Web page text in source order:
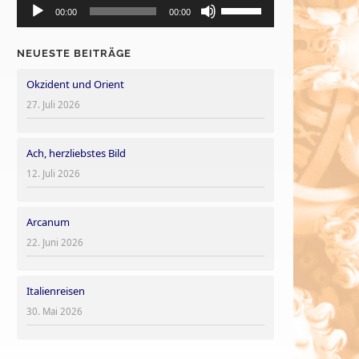
die
Lautstärke
Player
00:00 00:00
NEUESTE BEITRÄGE
Okzident und Orient
27. Juli 2026
Ach, herzliebstes Bild
12. Juli 2026
Arcanum
22. Juni 2026
Italienreisen
30. Mai 2026